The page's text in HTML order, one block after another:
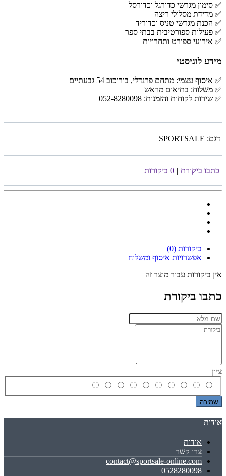
✅ סימון מגרשי כדורגל וכדורסל
✅ מדידת מסלולי ריצה
✅ הכנת מגרשי טניס וכדוריד
✅ פעילות ספורטיבית בבתי ספר
✅ אירועי ספורט ותחרויות
מידע לוגיסטי
✅ איסוף עצמי: מתחם פרנדלי, בורוכוב 54 גבעתיים
✅ משלוח: בתיאום מראש
✅ שירות לקוחות והזמנות: 052-8280098
דגם: SPORTSALE
כתבו ביקורת | 0 ביקורות
ביקורות (0)
אפשרויות איסוף ומשלוח
אין ביקורות עבור מוצר זה
כתבו ביקורת
ציון
שמירה
אודות
אודות
צרו קשר
contact@sportsale-online.com
0528280098